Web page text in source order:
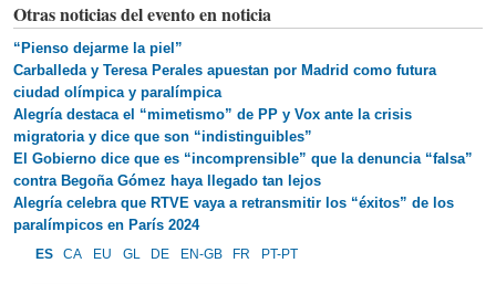
Otras noticias del evento en noticia
“Pienso dejarme la piel”
Carballeda y Teresa Perales apuestan por Madrid como futura
ciudad olímpica y paralímpica
Alegría destaca el “mimetismo” de PP y Vox ante la crisis
migratoria y dice que son “indistinguibles”
El Gobierno dice que es “incomprensible” que la denuncia “falsa”
contra Begoña Gómez haya llegado tan lejos
Alegría celebra que RTVE vaya a retransmitir los “éxitos” de los
paralímpicos en París 2024
ES CA EU GL DE EN-GB FR PT-PT